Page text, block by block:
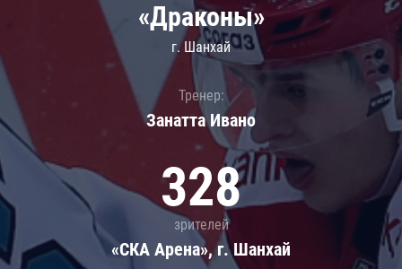
«Драконы»
г. Шанхай
Тренер:
Занатта Иванo
328
зрителей
«СКА Арена», г. Шанхай